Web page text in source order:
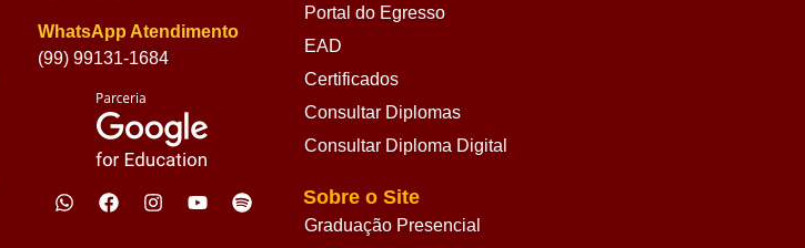
WhatsApp Atendimento
(99) 99131-1684
Portal do Egresso
EAD
Certificados
Consultar Diplomas
Consultar Diploma Digital
Sobre o Site
Graduação Presencial